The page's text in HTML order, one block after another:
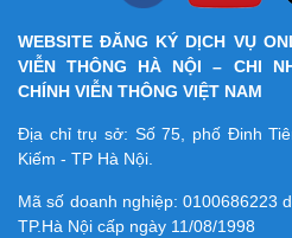
WEBSITE ĐĂNG KÝ DỊCH VỤ
VIỄN THÔNG HÀ NỘI – CHI
CHÍNH VIỄN THÔNG VIỆT NAM
Địa chỉ trụ sở: Số 75, phố Đinh
Kiếm - TP Hà Nội.
Mã số doanh nghiệp:0100686223
TP.Hà Nội cấp ngày 11/08/1998